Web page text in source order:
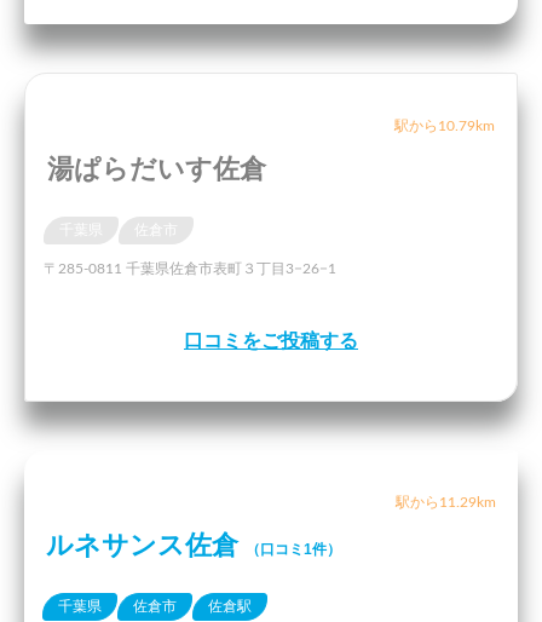
駅から10.79km
湯ぱらだいす佐倉
千葉県
〒285-0811 千葉県佐倉市表町３丁目3−26−1
口コミをご投稿する
駅から11.29km
ルネサンス佐倉 （口コミ1件）
千葉県 佐倉市 佐倉駅